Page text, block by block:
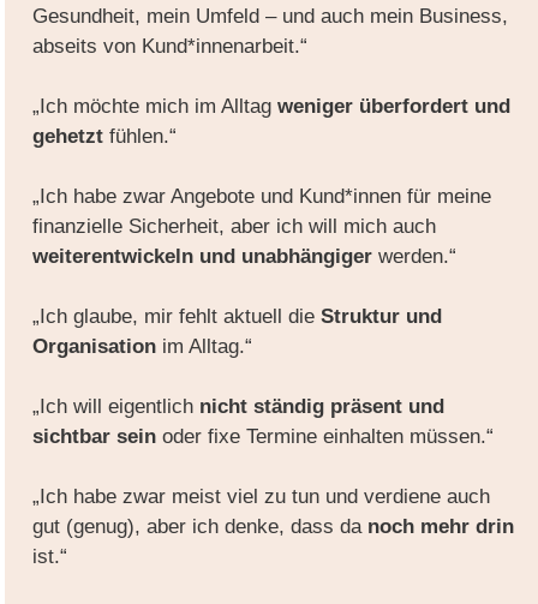
Gesundheit, mein Umfeld – und auch mein Business,
abseits von Kund*innenarbeit.“
„Ich möchte mich im Alltag weniger überfordert und
gehetztfühlen.“
„Ich habe zwar Angebote und Kund*innen für meine
finanzielle Sicherheit, aber ich will mich auch
weiterentwickeln und unabhängigerwerden.“
„Ich glaube, mir fehlt aktuell die Struktur und
Organisationim Alltag.“
„Ich will eigentlich nicht ständig präsent und
sichtbar seinoder fixe Termine einhalten müssen.“
„Ich habe zwar meist viel zu tun und verdiene auch
gut (genug), aber ich denke, dass da noch mehr drin
ist.“